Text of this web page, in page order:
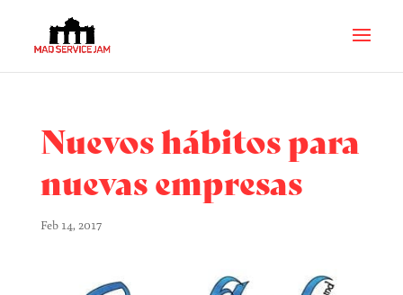
Nuevos hábitos para
nuevas empresas
Feb 14, 2017